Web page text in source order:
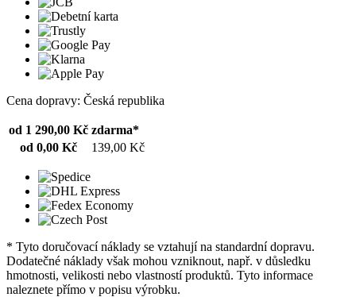
Cena dopravy: Česká republika
od 1 290,00 Kč zdarma*
od 0,00 Kč
139,00 Kč
* Tyto doručovací náklady se vztahují na standardní dopravu.
Dodatečné náklady však mohou vzniknout, např. v důsledku
hmotnosti, velikosti nebo vlastností produktů. Tyto informace
naleznete přímo v popisu výrobku.